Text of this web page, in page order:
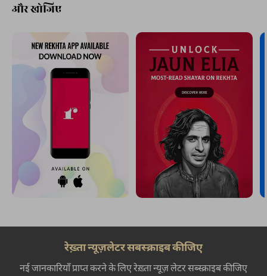
और खोजिए
रेख़्ता न्यूज़लेटर सबस्क्राइब कीजिए
नई जानकारियाँ प्राप्त करने के लिए रेख़्ता न्यूज़ लेटर सब्स्क्राइब कीजिए